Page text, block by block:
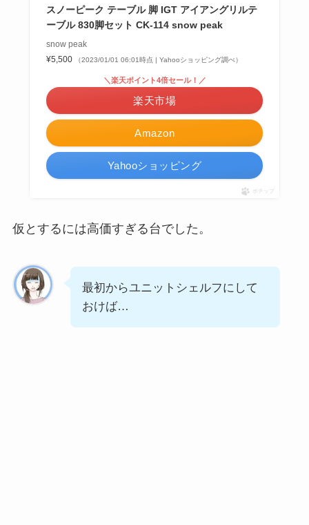
スノーピーク テーブル 脚 IGT アイアングリルテ
ーブル 830脚セット CK-114 snow peak
snow peak
¥5,500
（2023/01/01 06:01時点 | Yahooショッピング調べ）
Amazon
＼楽天ポイント4倍セール！／
楽天市場
Yahooショッピング
ポチップ
仮とするには高価すぎる台でした。
最初からユニットシェルフにして
おけば…